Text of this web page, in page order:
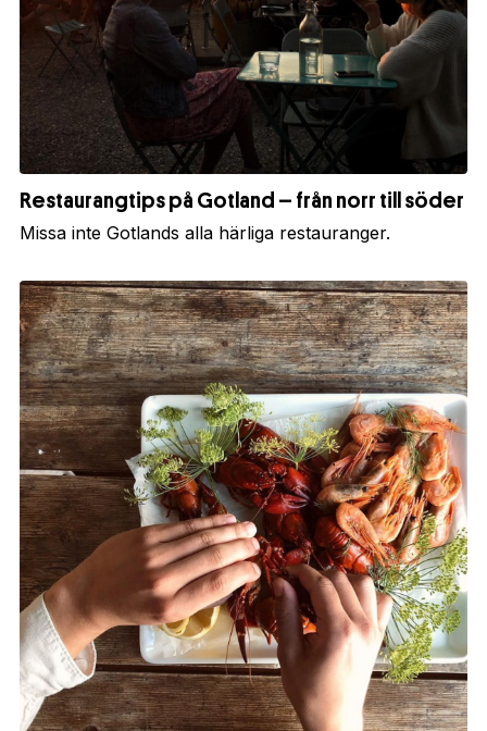
Restaurangtips på Gotland – från norr till söder
Missa inte Gotlands alla härliga restauranger.